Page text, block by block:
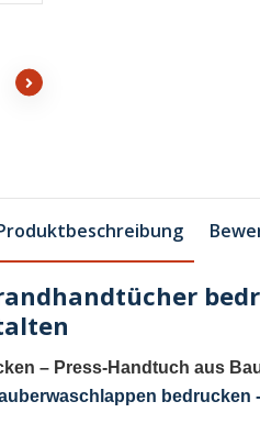
– Press-Handtuch aus
bedrucken -